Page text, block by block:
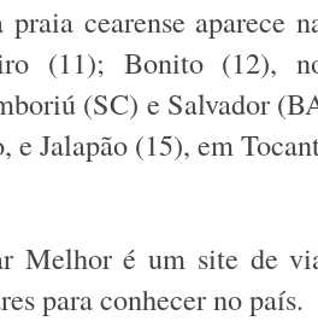
cearense aparece
(11); Bonito (12),
(SC) e Salvador
e Jalapão (15), em
Melhor é um site de
para conhecer no país.